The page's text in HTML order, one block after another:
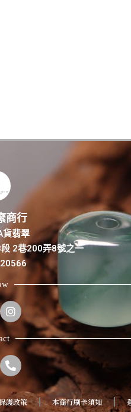
商行
貨翡翠
2巷200弄8號之一
護政策 本商行刷卡須知